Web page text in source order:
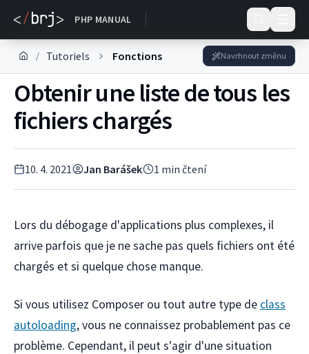
PHP MANUAL
DOKUMENTACE
/ Tutoriels Fonctions Navrhnout změnu
Obtenir une liste de tous les
fichiers chargés
10. 4. 2021 Jan Barášek 1 min čtení
Lors du débogage d'applications plus complexes, il
arrive parfois que je ne sache pas quels fichiers ont été
chargés et si quelque chose manque.
Si vous utilisez Composer ou tout autre type de class
autoloading, vous ne connaissez probablement pas ce
problème. Cependant, il peut s'agir d'une situation